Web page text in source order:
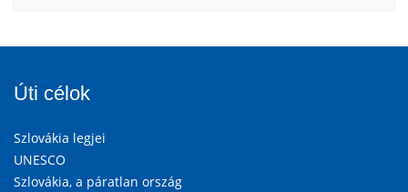
Úti célok
Szlovákia legjei
UNESCO
Szlovákia, a páratlan ország